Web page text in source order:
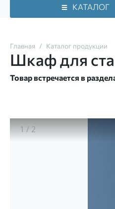
КАТАЛОГ
Главная Каталог продукции
Шкаф для
Товар встречается в
1/2